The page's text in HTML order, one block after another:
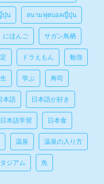
ปุ่น สนามฟุตบอลญี่ปุ่น
にほんご サガン鳥栖
ドラえもん 勉強
学ぶ 寿司
本語 日本語が好き
日本語学習 日本食
温泉 温泉の入り方
ジアム 魚